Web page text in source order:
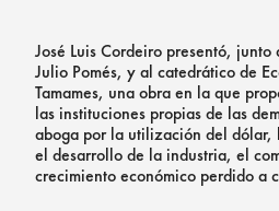
José Luis Cordeiro presentó,
Julio Pomés, y al catedrático de
Tamames, una obra en la que
las instituciones propias de las
aboga por la utilización del dólar,
el desarrollo de la industria, el
crecimiento económico perdido a